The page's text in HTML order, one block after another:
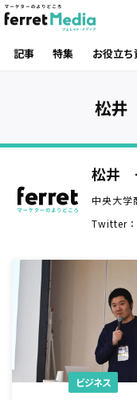
記事 特集 お役立ち
松井
松井
中央大学
Twitter：
ビジネス